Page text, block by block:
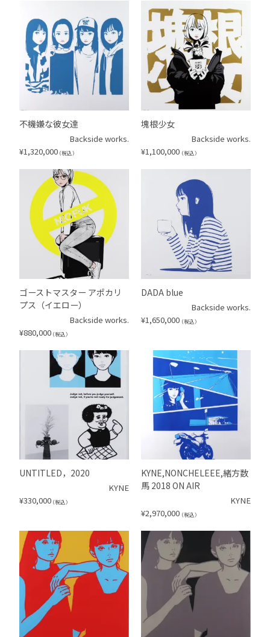
不機嫌な彼女達
Backside works.
¥1,320,000 （税込）
塊根少女
Backside works.
¥1,100,000 （税込）
ゴーストマスター アポカリ
プス（イエロー）
Backside works.
¥880,000 （税込）
DADA blue
Backside works.
¥1,650,000 （税込）
UNTITLED，2020
KYNE
¥330,000 （税込）
KYNE,NONCHELEEE,緒方数
馬 2018 ON AIR
KYNE
¥2,970,000 （税込）